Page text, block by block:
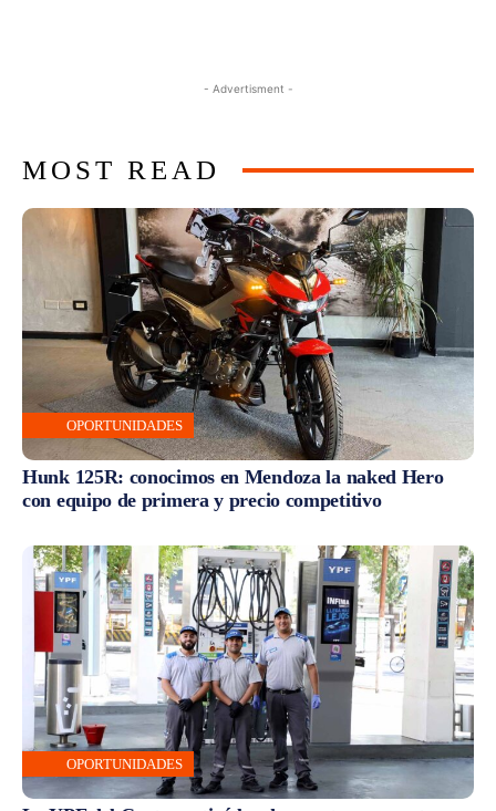
- Advertisment -
MOST READ
OPORTUNIDADES
Hunk 125R: conocimos en Mendoza la naked Hero
con equipo de primera y precio competitivo
OPORTUNIDADES